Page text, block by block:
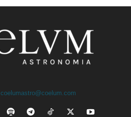
coelumastro@coelum.com